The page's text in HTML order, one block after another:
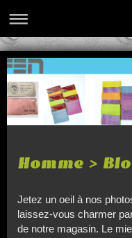
Homme >
Jetez un oeil à nos
laissez-vous charmer
de notre magasin. Le